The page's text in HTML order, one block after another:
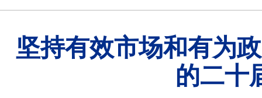
坚持有效市场和有为
的二十